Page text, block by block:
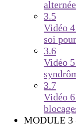
3.5
Vidéo
soi
3.6
Vidéo
3.7
Vidéo
MODULE 3